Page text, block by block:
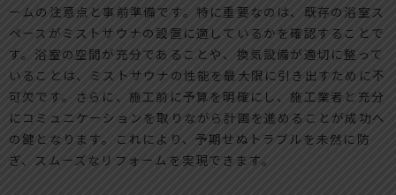
ームの注意点と事前準備です。特に重要なのは、既存の浴室ス
ペースがミストサウナの設置に適しているかを確認することで
す。浴室の空間が充分であることや、換気設備が適切に整って
いることは、ミストサウナの性能を最大限に引き出すために不
可欠です。さらに、施工前に予算を明確にし、施工業者と充分
にコミュニケーションを取りながら計画を進めることが成功へ
の鍵となります。これにより、予期せぬトラブルを未然に防
ぎ、スムーズなリフォームを実現できます。